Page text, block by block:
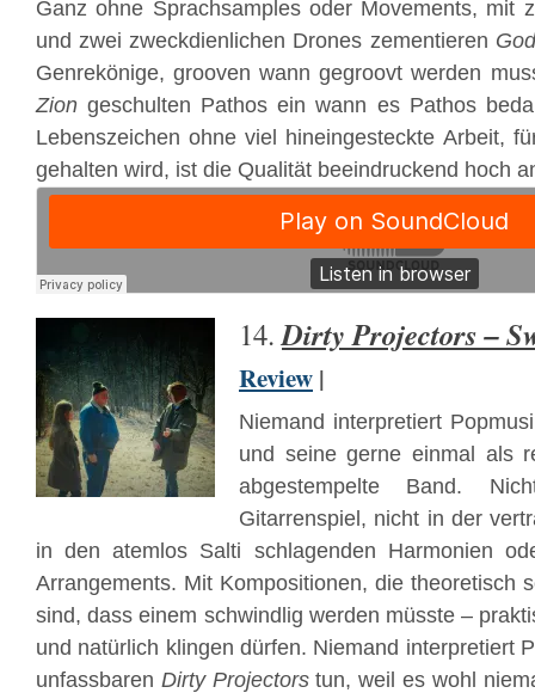
Ganz ohne Sprachsamples oder Movements, mit
und zwei zweckdienlichen Drones zementieren
Genrekönige, grooven wann gegroovt werden
Zion geschulten Pathos ein wann es Pathos
Lebenszeichen ohne viel hineingesteckte Arbeit,
gehalten wird, ist die Qualität beeindruckend hoch
14.Dirty Projectors –
Review |
Niemand interpretiert
und seine gerne einmal als
abgestempelte Band.
Gitarrenspiel, nicht in der
in den atemlos Salti schlagenden Harmonien
Arrangements. Mit Kompositionen, die theoretisch
sind, dass einem schwindlig werden müsste –
und natürlich klingen dürfen. Niemand interpretiert
unfassbaren Dirty Projectorstun, weil es wohl